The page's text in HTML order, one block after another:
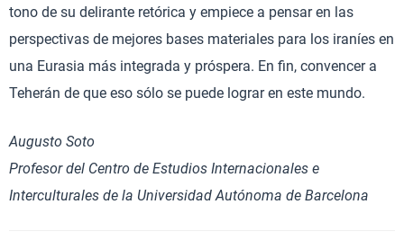
tono de su delirante retórica y empiece a pensar en las
perspectivas de mejores bases materiales para los iraníes en
una Eurasia más integrada y próspera. En fin, convencer a
Teherán de que eso sólo se puede lograr en este mundo.
Augusto Soto
Profesor del Centro de Estudios Internacionales e
Interculturales de la Universidad Autónoma de Barcelona